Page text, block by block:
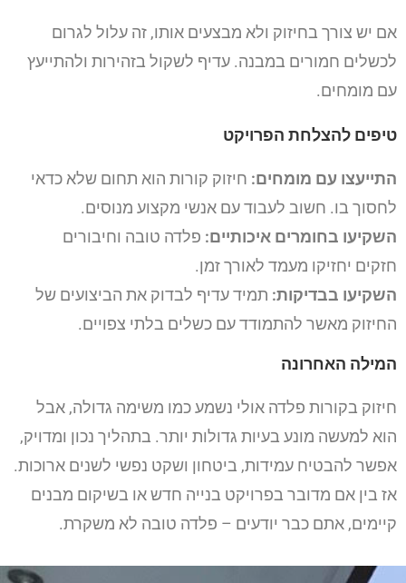
אם יש צורך בחיזוק ולא מבצעים אותו, זה עלול לגרום
לכשלים חמורים במבנה. עדיף לשקול בזהירות ולהתייעץ
עם מומחים.
טיפים להצלחת הפרויקט
התייעצו עם מומחים: חיזוק קורות הוא תחום שלא כדאי
לחסוך בו. חשוב לעבוד עם אנשי מקצוע מנוסים.
השקיעו בחומרים איכותיים: פלדה טובה וחיבורים
חזקים יחזיקו מעמד לאורך זמן.
השקיעו בבדיקות: תמיד עדיף לבדוק את הביצועים של
החיזוק מאשר להתמודד עם כשלים בלתי צפויים.
המילה האחרונה
חיזוק בקורות פלדה אולי נשמע כמו משימה גדולה, אבל
הוא למעשה מונע בעיות גדולות יותר. בתהליך נכון ומדויק,
אפשר להבטיח עמידות, ביטחון ושקט נפשי לשנים ארוכות.
אז בין אם מדובר בפרויקט בנייה חדש או בשיקום מבנים
קיימים, אתם כבר יודעים – פלדה טובה לא משקרת.